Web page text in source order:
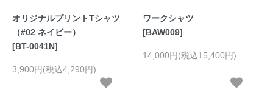
オリジナルプリントTシャツ
（#02 ネイビー）
[BT-0041N]
3,900円(税込4,290円)
ワークシャツ
[BAW009]
14,000円(税込15,400円)